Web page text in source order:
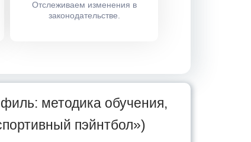
Отслеживаем изменения в
законодательстве.
методика обучения,
пэйнтбол»)